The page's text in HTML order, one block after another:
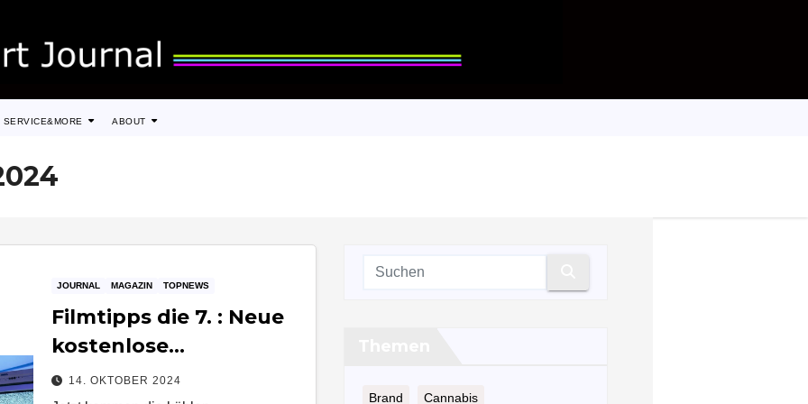
SERVICE&MORE ABOUT
JOURNAL MAGAZIN TOPNEWS
Filmtipps die 7. : Neue
kostenlose
Filme/Serien aus dem
14. OKTOBER 2024
Brand Cannabis